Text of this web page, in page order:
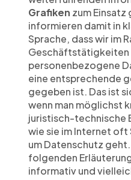
Grafiken zum
informieren damit in
Sprache, dass wir im
Geschäftstätigkeiten
personenbezogene
eine entsprechende
gegeben ist. Das ist
wenn man möglichst
juristisch-technische
wie sie im Internet oft
um Datenschutz
folgenden
informativ und